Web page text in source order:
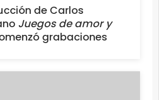
de Carlos
Juegos de amor y
grabaciones